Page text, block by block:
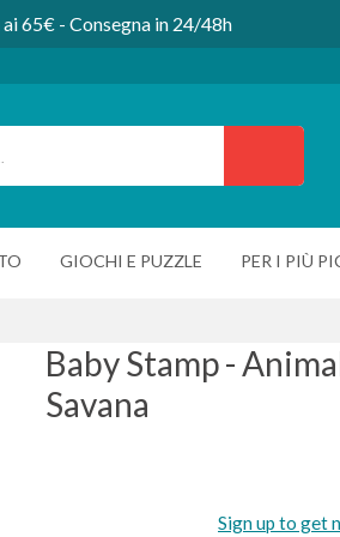
65€ - Consegna in 24/48h
GIOCHI E PUZZLE PER I PIÙ
Baby Stamp -
Savana
Sign up to get